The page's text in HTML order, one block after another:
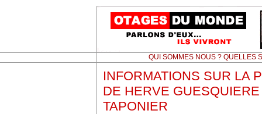
QUI SOMMES NOUS ? QUELLES
INFORMATIONS SUR LA
DE HERVE
TAPONIER